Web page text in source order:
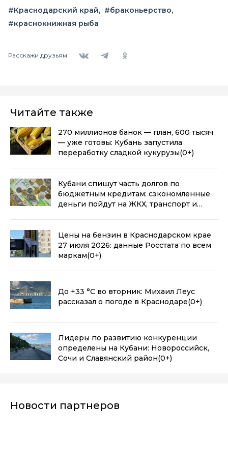
#Краснодарский край
#браконьерство
#краснокнижная рыба
Расскажи друзьям:
Читайте также
270 миллионов банок — план, 600 тысяч
— уже готовы: Кубань запустила
переработку сладкой кукурузы(0+)
Кубани спишут часть долгов по
бюджетным кредитам: сэкономленные
деньги пойдут на ЖКХ, транспорт и
Цены на бензин в Краснодарском крае
27 июля 2026: данные Росстата по всем
маркам(0+)
До +33 °C во вторник: Михаил Леус
рассказал о погоде в Краснодаре(0+)
Лидеры по развитию конкуренции
определены на Кубани: Новороссийск,
Сочи и Славянский район(0+)
Новости партнеров